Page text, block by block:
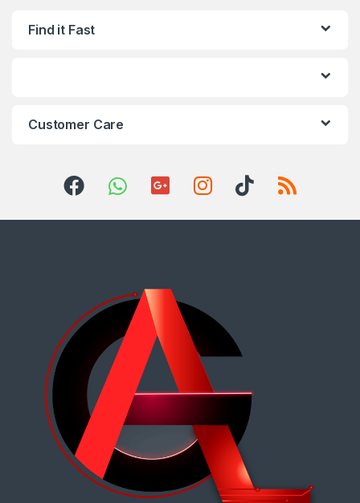
Find it Fast
Customer Care